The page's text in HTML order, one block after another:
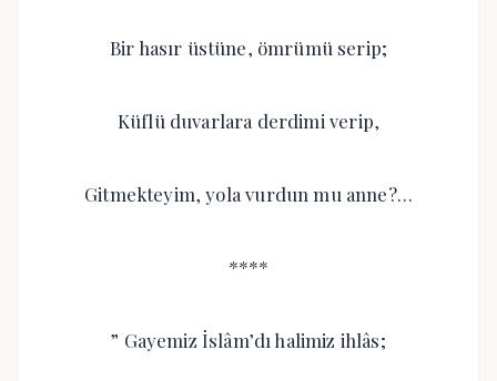
Bir hasır üstüne, ömrümü serip;
Küflü duvarlara derdimi verip,
Gitmekteyim, yola vurdun mu anne?…
****
” Gayemiz İslâm’dı halimiz ihlâs;